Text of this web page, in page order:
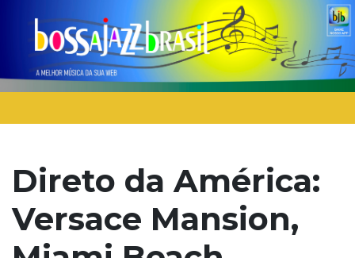
Direto da América:
Versace Mansion,